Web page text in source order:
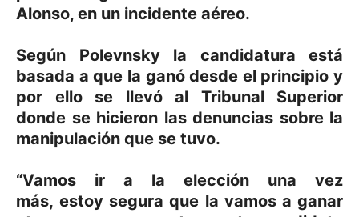
Alonso, en un incidente aéreo.
Según Polevnsky la candidatura está
basada a que la ganó desde el principio y
por ello se llevó al Tribunal Superior
donde se hicieron las denuncias sobre la
manipulación que se tuvo.
“Vamos ir a la elección una vez
más, estoy segura que la vamos a ganar